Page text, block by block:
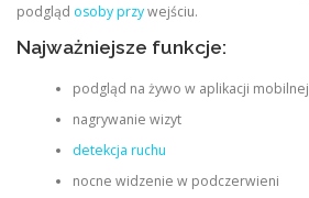
podgląd osoby przywejściu.
Najważniejsze funkcje:
podgląd na żywo w aplikacji mobilnej
nagrywanie wizyt
detekcja ruchu
nocne widzenie w podczerwieni